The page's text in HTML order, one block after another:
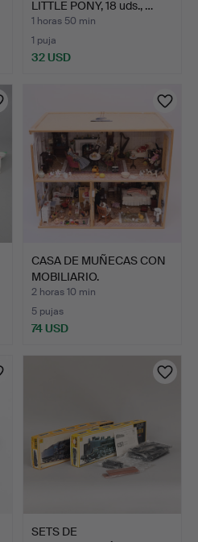
LITTLE PONY, 18 uds., …
1 horas 50 min
1 puja
32 USD
CASA DE MUÑECAS CON
MOBILIARIO.
2 horas 10 min
5 pujas
74 USD
SETS DE